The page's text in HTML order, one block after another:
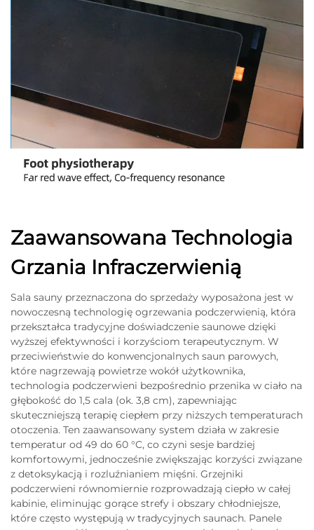
Zaawansowana Technologia
Grzania Infraczerwienią
Sala sauny przeznaczona do sprzedaży wyposażona jest w
nowoczesną technologię ogrzewania podczerwienią, która
przekształca tradycyjne doświadczenie saunowe dzięki
wyższej efektywności i korzyściom terapeutycznym. W
przeciwieństwie do konwencjonalnych saun parowych,
które nagrzewają powietrze wokół użytkownika,
technologia podczerwieni bezpośrednio przenika w ciało na
głębokość do 1,5 cala (ok. 3,8 cm), zapewniając
skuteczniejszą terapię ciepłem przy niższych temperaturach
otoczenia. Ten zaawansowany system działa w zakresie
temperatur od 49 do 60 °C, co czyni sesje bardziej
komfortowymi, jednocześnie zwiększając korzyści związane
z detoksykacją i rozluźnianiem mięśni. Grzejniki
podczerwieni równomiernie rozprowadzają ciepło w całej
kabinie, eliminując gorące strefy i obszary chłodniejsze,
które często występują w tradycyjnych saunach. Panele